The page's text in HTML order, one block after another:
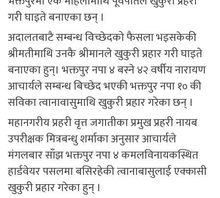
गरी घाइते बनाएका छन् ।
अदालतबाटै सम्बन्ध विच्छेदको फैसला भइसकेकी
श्रीमतीमाथि उनकै श्रीमानले खुकुरी प्रहार गरी घाइते
बनाएका हुन्। भक्तपुर नपा ४ बस्ने ४२ वर्षीय नारायण
आचार्यले सम्बन्ध बिच्छेद भएकी भक्तपुर नपा १० की
सविका त्वानावासुमाथि खुकुरी प्रहार गरेका छन् ।
महानगरीय प्रहरी वृत्त जगातीका प्रमुख प्रहरी नायब
उपरीक्षक मित्रबन्धु शर्माका अनुसार आचार्यले
मंगलबार साँझ भक्तपुर नपा ४ कमलविनायकस्थित
हार्डवेयर पसलमा बसिरहेकी त्वानाबासुलाई एक्कासी
खुकुरी प्रहार गरेका हुन् ।